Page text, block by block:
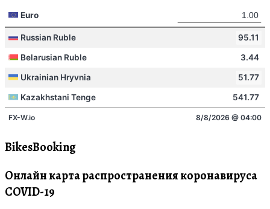
BikesBooking
Онлайн карта распространения коронавируса
COVID-19